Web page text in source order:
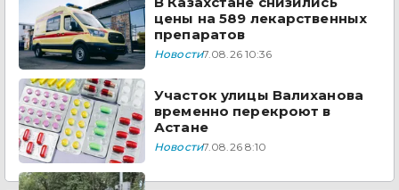
цены на 589 лекарственных
препаратов
Новости7.08.26 10:36
Участок улицы Валиханова
временно перекроют в
Астане
Новости7.08.26 8:10